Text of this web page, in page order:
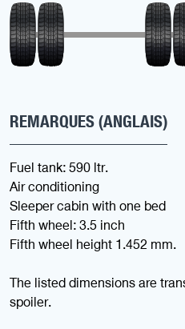
REMARQUES (ANGLAIS)
Fuel tank: 590 ltr.
Air conditioning
Sleeper cabin with one bed
Fifth wheel: 3.5 inch
Fifth wheel height 1.452 mm.
The listed dimensions are
spoiler.